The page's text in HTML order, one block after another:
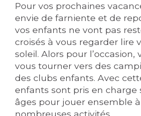
Pour vos prochaines
envie de farniente et de
vos enfants ne vont pas
croisés à vous regarder lire
soleil. Alors pour l’occasion,
vous tourner vers des
des clubs enfants. Avec
enfants sont pris en charge
âges pour jouer ensemble
nombreuses activités.